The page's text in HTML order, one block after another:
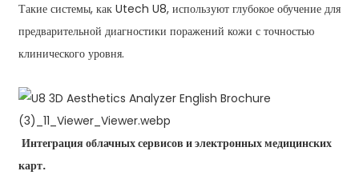
Такие системы, как Utech U8, используют глубокое обучение для
предварительной диагностики поражений кожи с точностью
клинического уровня.
Интеграция облачных сервисов и электронных медицинских
карт.